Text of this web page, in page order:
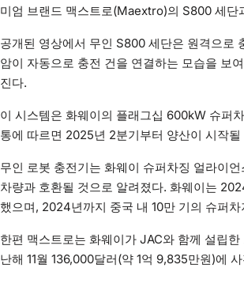
미엄 브랜드 맥스트로(Maextro)의 S800 세단
공개된 영상에서 무인 S800 세단은 원격으로
암이 자동으로 충전 건을 연결하는 모습을 보
진다.
이 시스템은 화웨이의 플래그십 600kW 슈퍼
통에 따르면 2025년 2분기부터 양산이 시작될
무인 로봇 충전기는 화웨이 슈퍼차징 얼라이
차량과 호환될 것으로 알려졌다. 화웨이는
했으며, 2024년까지 중국 내 10만 기의 슈퍼
한편 맥스트로는 화웨이가 JAC와 함께 설립
난해 11월 136,000달러(약 1억 9,835만원)에